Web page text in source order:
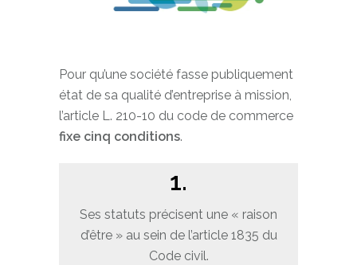
Pour qu’une société fasse publiquement
état de sa qualité d’entreprise à mission,
l’article L. 210-10 du code de commerce
fixe cinq conditions.​
1.
Ses statuts précisent une « raison
d’être » au sein de l’article 1835 du
Code civil.